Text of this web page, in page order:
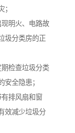
明火、电路故
圾分类房的正
检查垃圾分类
安全隐患；
排风扇和窗
效减少垃圾分